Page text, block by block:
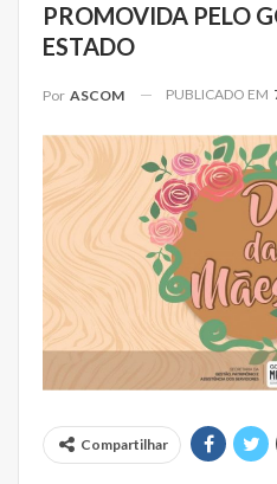
PROMOVIDA PELO
ESTADO
Por ASCOM PUBLICADO EM
Compartilhar